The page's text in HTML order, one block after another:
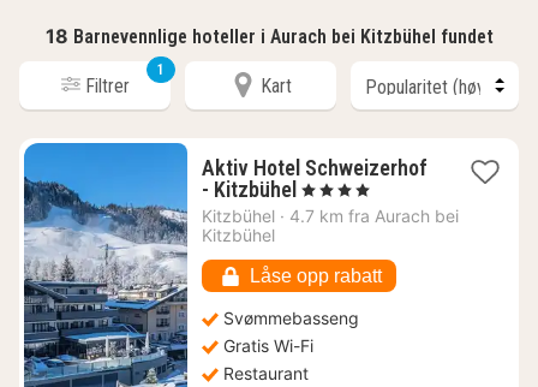
18 Barnevennlige hoteller i Aurach bei Kitzbühel fundet
Filtrer
1
Kart
Aktiv Hotel Schweizerhof
- Kitzbühel 1
natt
kr.
, 4 Stjerner
Kitzbühel · 4.7 km fra Aurach bei
Kitzbühel
Låse opp rabatt
Svømmebasseng
Gratis Wi-Fi
Restaurant